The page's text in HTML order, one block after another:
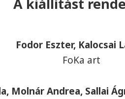
Fodor Eszter, Kalocsai
FoKa art
Molnár Andrea, Sallai